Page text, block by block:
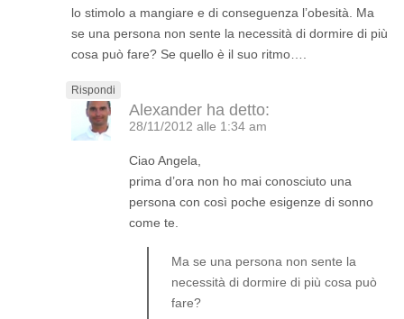
lo stimolo a mangiare e di conseguenza l’obesità. Ma
se una persona non sente la necessità di dormire di più
cosa può fare? Se quello è il suo ritmo….
Rispondi
Alexander ha detto:
28/11/2012 alle 1:34 am
Ciao Angela,
prima d’ora non ho mai conosciuto una
persona con così poche esigenze di sonno
come te.
Ma se una persona non sente la
necessità di dormire di più cosa può
fare?